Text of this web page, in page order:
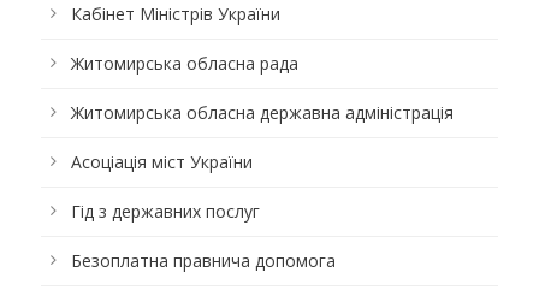
Кабінет Міністрів України
Житомирська обласна рада
Житомирська обласна державна адміністрація
Асоціація міст України
Гід з державних послуг
Безоплатна правнича допомога